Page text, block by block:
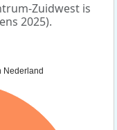
Zuidwest is
2025).
Nederland